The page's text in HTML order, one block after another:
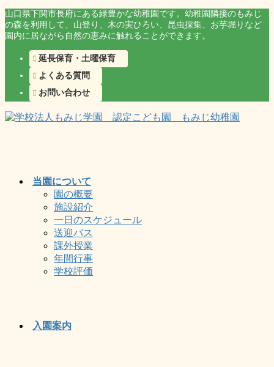
コ
ン
テ
動
ナ
ビ
ゲ
に
移
山口県下関市長府にある緑豊かな幼稚園です。幼稚園隣接のもみじ
の森を利用して、山登り、木の実ひろい、昆虫採集、お芋堀りなど
園内に居ながら自然の恵みに触れることができます。
延長保育・土曜保育
よくある質問
お問い合わせ
当園について
園の概要
施設紹介
一日のスケジュール
送迎バス
課外授業
年間行事
学校評価
入園案内